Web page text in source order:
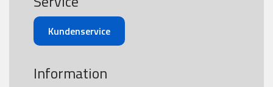
Kundenservice
Information